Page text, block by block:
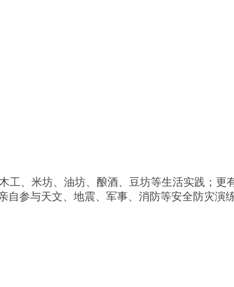
、米坊、油坊、酿酒、豆坊等生活实践；更
参与天文、地震、军事、消防等安全防灾演